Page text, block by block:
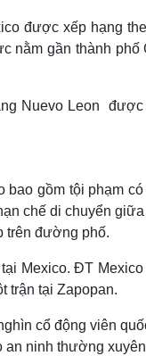
được xếp hạng
nằm gần thành
Nuevo Leon
gồm tội phạm
chế di chuyển
trên đường phố.
Mexico. ĐT
trận tại Zapopan.
cổ động viên
ninh thường